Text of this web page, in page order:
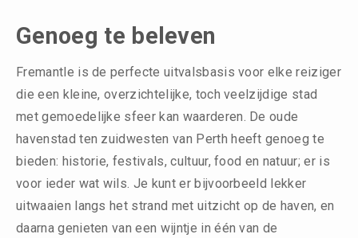
Genoeg te beleven
Fremantle is de perfecte uitvalsbasis voor elke reiziger
die een kleine, overzichtelijke, toch veelzijdige stad
met gemoedelijke sfeer kan waarderen. De oude
havenstad ten zuidwesten van Perth heeft genoeg te
bieden: historie, festivals, cultuur, food en natuur; er is
voor ieder wat wils. Je kunt er bijvoorbeeld lekker
uitwaaien langs het strand met uitzicht op de haven, en
daarna genieten van een wijntje in één van de